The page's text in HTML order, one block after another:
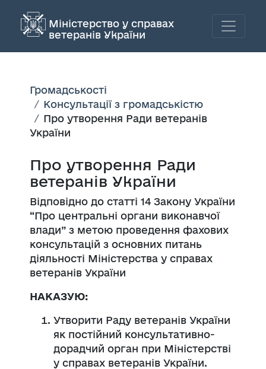
Міністерство у справах
ветеранів України
Громадськості
Консультації з громадськістю
Про утворення Ради ветеранів
України
Про утворення Ради
ветеранів України
Відповідно до статті 14 Закону України
“Про центральні органи виконавчої
влади” з метою проведення фахових
консультацій з основних питань
діяльності Міністерства у справах
ветеранів України
НАКАЗУЮ:
Утворити Раду ветеранів України
як постійний консультативно-
дорадчий орган при Міністерстві
у справах ветеранів України.